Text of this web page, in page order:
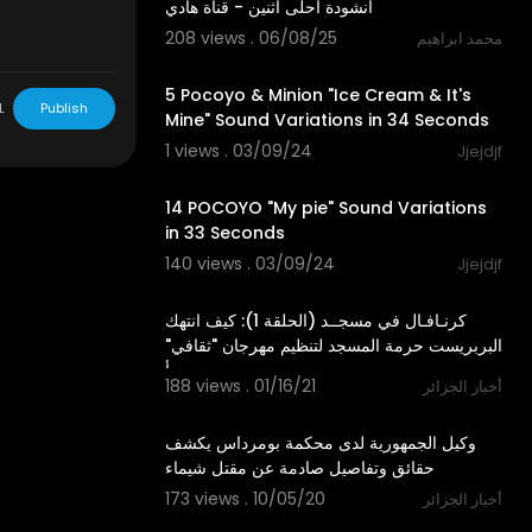
أنشودة أحلى اثنين - قناة هادي
208 views . 06/08/25
محمد ابراهيم
5 Pocoyo & Minion "Ice Cream & It's
Mine" Sound Variations in 34 Seconds
1 views . 03/09/24
Jjejdjf
14 POCOYO "My pie" Sound Variations
in 33 Seconds
140 views . 03/09/24
Jjejdjf
⁣كرنـافـال في مسجــد⁣ (الحلقة 1): كيف انتهك
البربريست حرمة المسجد لتنظيم مهرجان "ثقافي"
بأ
188 views . 01/16/21 أخبار الجزائر
⁣وكيل الجمهورية لدى محكمة بومرداس يكشف
حقائق وتفاصيل صادمة عن مقتل شيماء
173 views . 10/05/20
أخبار الجزائر
Publish